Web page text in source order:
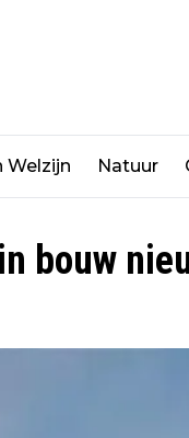
Welzijn Natuur
bouw